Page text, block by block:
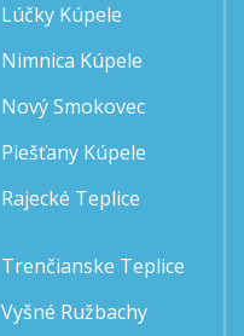
Lúčky Kúpele
Nimnica Kúpele
Nový Smokovec
Piešťany Kúpele
Rajecké Teplice
Trenčianske Teplice
Vyšné Ružbachy